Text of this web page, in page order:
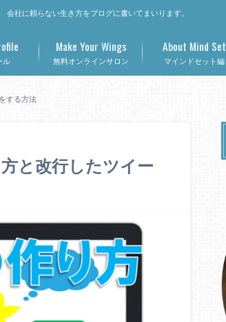
社に頼らない生き方をブログに書いてまいります。
ル 無料オンラインサロン
Make Your Wings
マインドセット編
About Mind Set
する方法
と改行したツイー